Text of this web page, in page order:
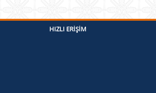
HIZLI ERIŞIM